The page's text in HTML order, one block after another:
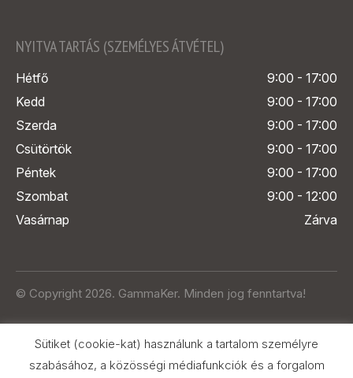
NYITVA TARTÁS (SZEMÉLYES ÁTVÉTEL)
Hétfő
9:00 - 17:00
Kedd
9:00 - 17:00
Szerda
9:00 - 17:00
Csütörtök
9:00 - 17:00
Péntek
9:00 - 17:00
Szombat
9:00 - 12:00
Vasárnap
Zárva
© Copyright 2026. GammaKer. Minden jog fenntartva!
Sütiket (cookie-kat) használunk a tartalom személyre
szabásához, a közösségi médiafunkciók és a forgalom